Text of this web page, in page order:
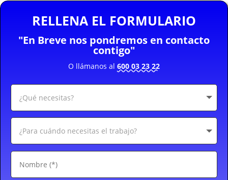
RELLENA EL FORMULARIO
"En Breve nos pondremos en contacto
contigo"
O llámanos al 600 03 23 22